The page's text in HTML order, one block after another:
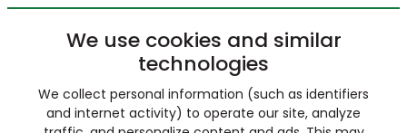
We use cookies and similar
technologies
We collect personal information (such as identifiers
and internet activity) to operate our site, analyze